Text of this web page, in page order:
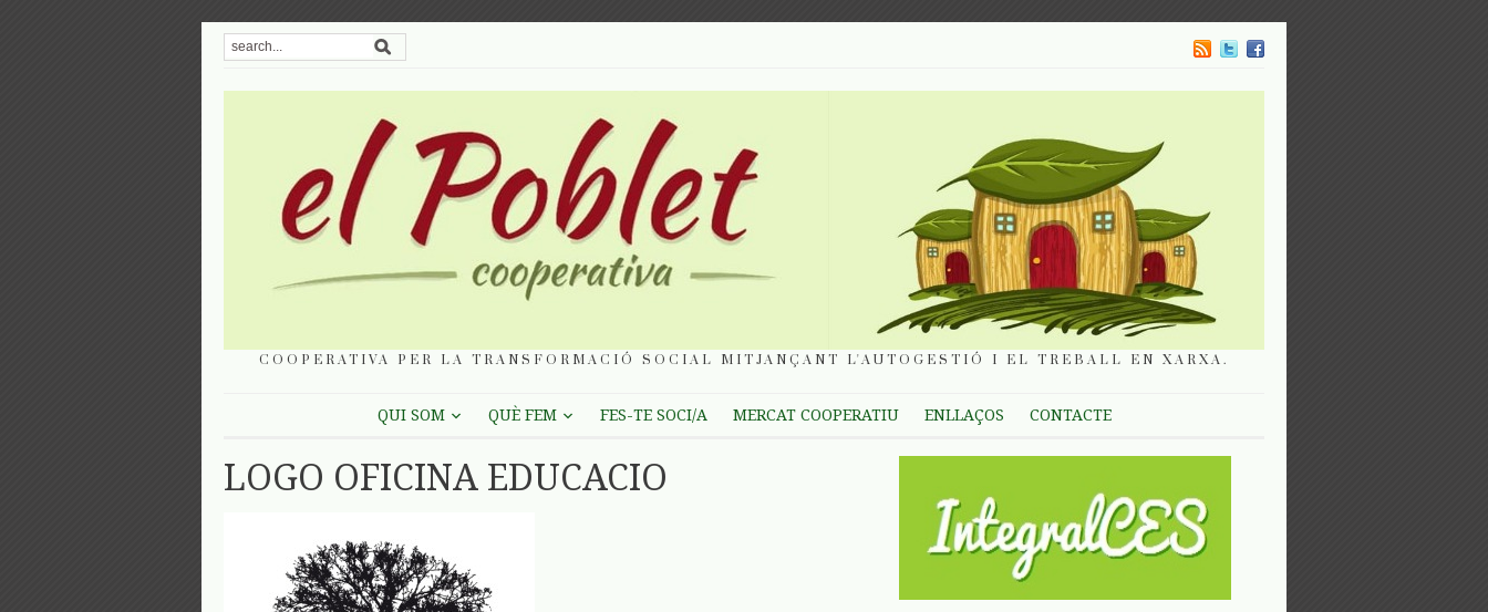
COOPERATIVA PER LA TRANSFORMACIÓ SOCIAL MITJANÇANT L'AUTOGESTIÓ I EL TREBALL EN XARXA.
QUI SOM QUÈ FEM FES-TE SOCI/A MERCAT COOPERATIU ENLLAÇOS CONTACTE
LOGO OFICINA EDUCACIO